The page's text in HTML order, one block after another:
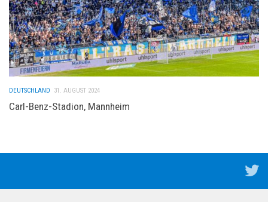
DEUTSCHLAND 31. AUGUST 2024
Carl-Benz-Stadion, Mannheim